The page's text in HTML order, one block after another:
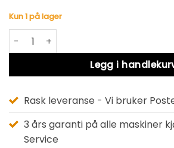
Kun 1 på lager
SIRKELSAG 55 MM 1200 W DWE550
Legg i
Alternative:
Rask leveranse - Vi bruker
3 års garanti på alle maskiner
Service